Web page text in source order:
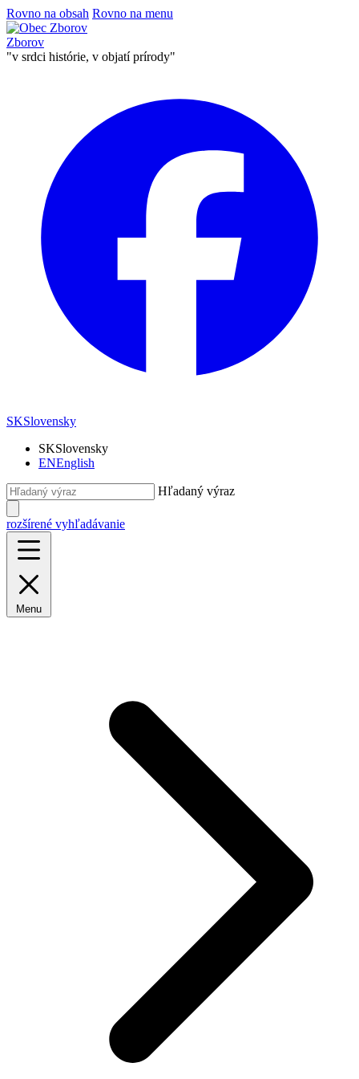
Rovno na obsah Rovno na menu
Zborov
"v srdci histórie, v objatí prírody"
SKSlovensky
SKSlovensky
ENEnglish
Hľadaný výraz
rozšírené vyhľadávanie
Menu